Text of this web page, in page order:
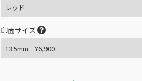
印面サイズ